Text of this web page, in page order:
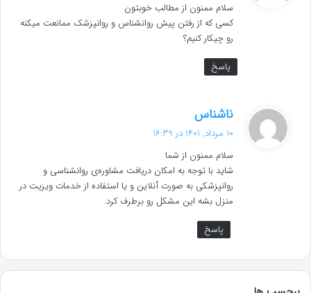
:
سلام ممنون از مطالب خوبتون
کسی که از رفتن پیش روانشناس و روانپزشک ممانعت میکنه
رو چیکار کنیم؟
پاسخ
ناشناس
ف
:
10 مرداد, 1401 در 16:39
سلام ممنون از شما
شاید با توجه به امکان دریافت مشاوره‌ی روانشناسی و
روانپزشکی به صورت آنلاین و یا استفاده از خدمات ویزیت در
منزل بشه این مشکل رو برطرف کرد.
پاسخ